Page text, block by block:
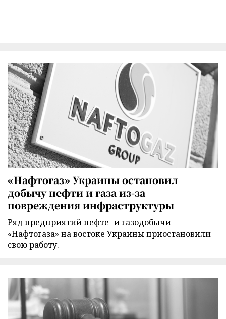
«Нафтогаз» Украины остановил
добычу нефти и газа из-за
повреждения инфраструктуры
Ряд предприятий нефте- и газодобычи
«Нафтогаза» на востоке Украины приостановили
свою работу.